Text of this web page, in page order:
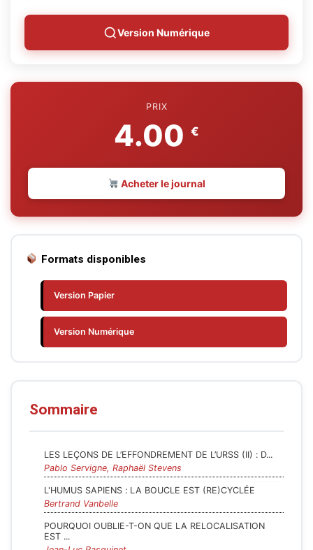
Version Numérique
PRIX
4.00 €
Acheter le journal
Formats disponibles
Version Papier
Version Numérique
Sommaire
LES LEÇONS DE L’EFFONDREMENT DE L’URSS (II) : D...
Pablo Servigne, Raphaël Stevens
L'HUMUS SAPIENS : LA BOUCLE EST (RE)CYCLÉE
Bertrand Vanbelle
POURQUOI OUBLIE-T-ON QUE LA RELOCALISATION
EST ...